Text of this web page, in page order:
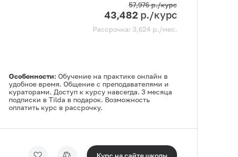
57,976р./курс
43,482р./курс
Рассрочка: 3,624 р./мес.
Особенности: Обучение на практике онлайн в
удобное время. Общение с преподавателями и
кураторами. Доступ к курсу навсегда. 3 месяца
подписки в Tilda в подарок. Возможность
оплатить курс в рассрочку.
Курс на сайте школы